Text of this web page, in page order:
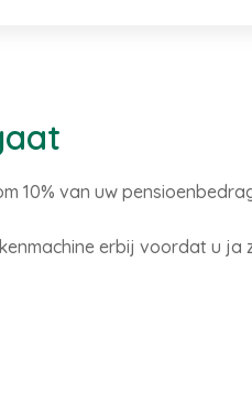
10% van uw
erbij voordat u ja